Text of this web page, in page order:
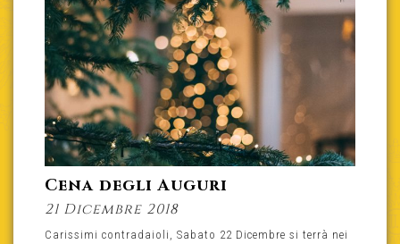
Cena degli Auguri
21 Dicembre 2018
Carissimi contradaioli, Sabato 22 Dicembre si terrà nei